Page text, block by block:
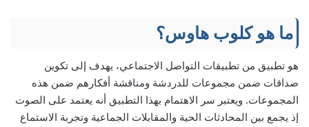
ما هو كلوب هاوس؟
هو تطبيق من تطبيقات التواصل الاجتماعي، يهدف إلى تكوين
صداقات ضمن مجموعات للدردشة ومناقشة أفكارهم ضمن هذه
المجموعات. ويعتبر سر الاهتمام بهذا التطبيق أنه يعتمد على الصوت
إذ يجمع بين المحادثات الحية والمقابلات الجماعية وتجربة الاستماع